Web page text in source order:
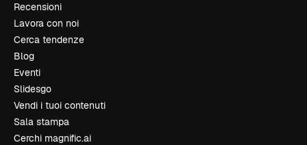
Recensioni
Lavora con noi
Cerca tendenze
Blog
Eventi
Slidesgo
Vendi i tuoi contenuti
Sala stampa
Cerchi magnific.ai